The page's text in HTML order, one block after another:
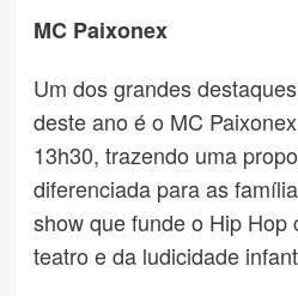
MC Paixonex
Um dos grandes
deste ano é o MC
13h30, trazendo uma
diferenciada para as
show que funde o Hip Hop
teatro e da ludicidade